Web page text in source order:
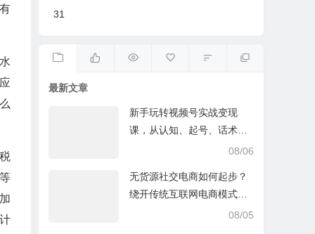
31
最新文章
新手玩转视频号实战变现
课，从认知、起号、话术、
选品、开播到投放的全链路
08/06
无货源社交电商如何起步？
绕开传统互联网电商模式撒
豆成兵，实现跨平台交易实
08/05